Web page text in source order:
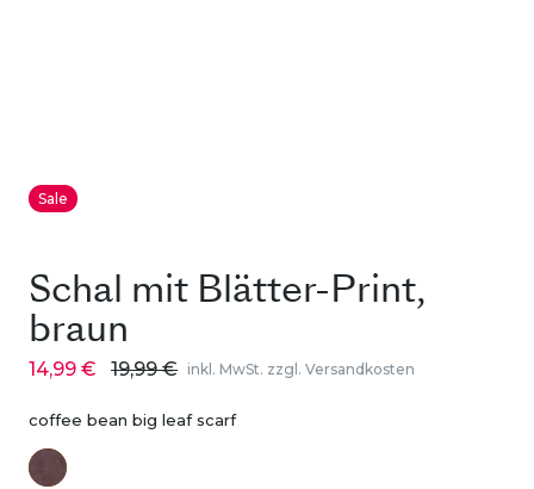
Sale
Schal mit Blätter-Print,
braun
14,99 € 19,99 € inkl. MwSt. zzgl. Versandkosten
coffee bean big leaf scarf